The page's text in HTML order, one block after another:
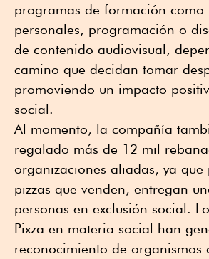
programas de formación como
personales, programación o
de contenido audiovisual,
camino que decidan tomar
promoviendo un impacto
social.
Al momento, la compañía
regalado más de 12 mil
organizaciones aliadas, ya que
pizzas que venden, entregan
personas en exclusión social.
Pixza en materia social han
reconocimiento de organismos